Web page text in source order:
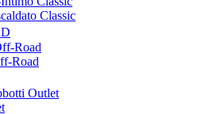
Classic
Road
Road
Outlet